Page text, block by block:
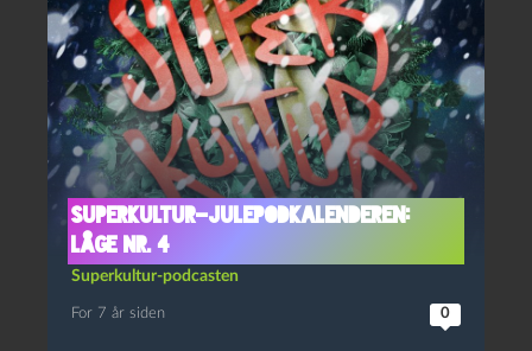
Superkultur-julepodkalenderen:
Låge nr. 4
Superkultur-podcasten
For 7 år siden 0